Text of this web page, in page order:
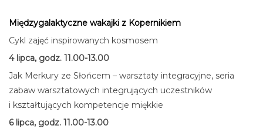
Międzygalaktyczne wakajki z Kopernikiem
Cykl zajęć inspirowanych kosmosem
4 lipca, godz. 11.00-13.00
Jak Merkury ze Słońcem – warsztaty integracyjne, seria
zabaw warsztatowych integrujących uczestników
i kształtujących kompetencje miękkie
6 lipca, godz. 11.00-13.00